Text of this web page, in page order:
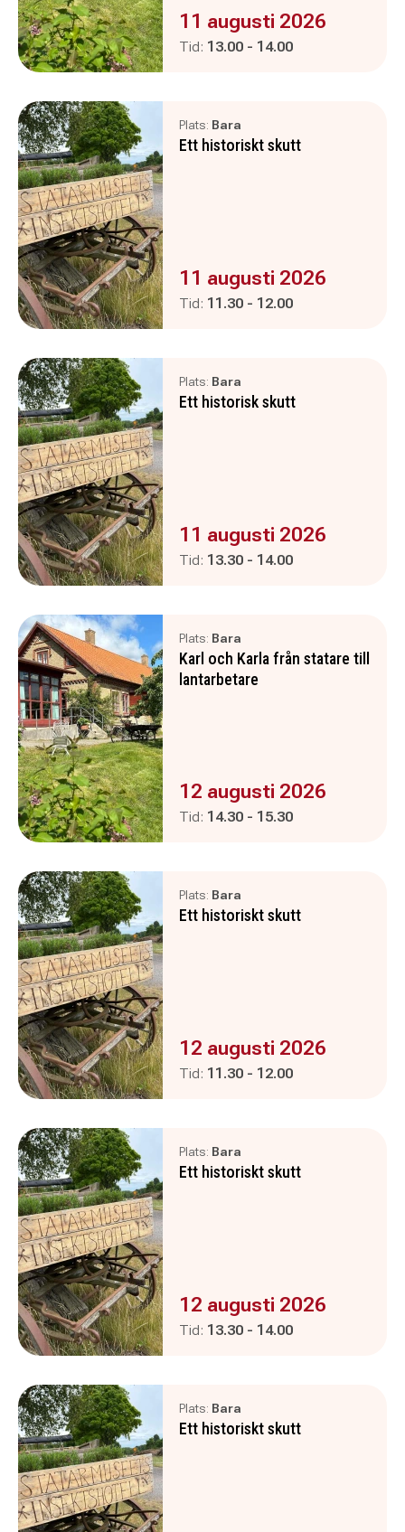
Evenemanget är :
11 augusti 2026
Tid: Pågår mellan
13.00 - och
14.00
Plats: Bara
Ett historiskt skutt
Evenemanget är :
11 augusti 2026
Tid: Pågår mellan
11.30 - och
12.00
Plats: Bara
Ett historisk skutt
Evenemanget är :
11 augusti 2026
Tid: Pågår mellan
13.30 - och
14.00
Plats: Bara
Karl och Karla från statare till
lantarbetare
Evenemanget är :
12 augusti 2026
Tid: Pågår mellan
14.30 - och
15.30
Plats: Bara
Ett historiskt skutt
Evenemanget är :
12 augusti 2026
Tid: Pågår mellan
11.30 - och
12.00
Plats: Bara
Ett historiskt skutt
Evenemanget är :
12 augusti 2026
Tid: Pågår mellan
13.30 - och
14.00
Plats: Bara
Ett historiskt skutt